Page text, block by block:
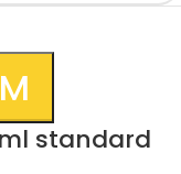
standard